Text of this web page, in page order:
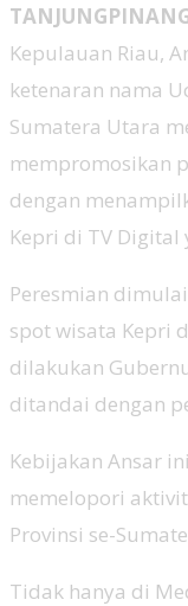
Kepulauan Riau,
ketenaran nama
Sumatera Utara
mempromosikan
dengan
Kepri di TV
Peresmian
spot wisata Kepri
dilakukan
ditandai dengan
Kebijakan Ansar
memelopori
Provinsi se-
Tidak hanya di